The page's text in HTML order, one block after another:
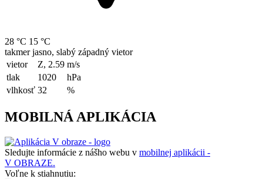
28 °C 15 °C
takmer jasno, slabý západný vietor
vietor
Z, 2.59 m/s
tlak
1020
hPa
vlhkosť 32 %
MOBILNÁ APLIKÁCIA
Sledujte informácie z nášho webu v mobilnej aplikácii -
V OBRAZE.
Voľne k stiahnutiu: